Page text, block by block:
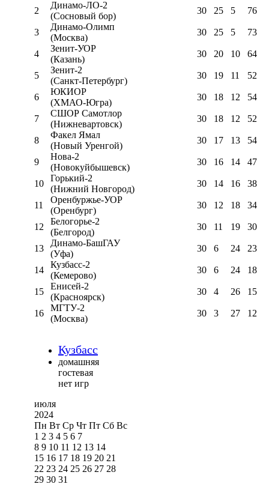
2
Динамо-ЛО-2
(Сосновый бор)
30 25 5 76
3
Динамо-Олимп
(Москва)
30 25 5 73
4
Зенит-УОР
(Казань)
30 20 10 64
5
Зенит-2
(Санкт-Петербург)
30 19 11 52
6
ЮКИОР
(ХМАО-Югра)
30 18 12 54
7
СШОР Самотлор
(Нижневартовск)
30 18 12 52
8
Факел Ямал
(Новый Уренгой)
30 17 13 54
9
Нова-2
(Новокуйбышевск)
30 16 14 47
10
Горький-2
(Нижний Новгород)
30 14 16 38
11
Оренбуржье-УОР
(Оренбург)
30 12 18 34
12
Белогорье-2
(Белгород)
30 11 19 30
13
Динамо-БашГАУ
(Уфа)
30 6 24 23
14
Кузбасс-2
(Кемерово)
30 6 24 18
15
Енисей-2
(Красноярск)
30 4 26 15
16
МГТУ-2
(Москва)
30 3 27 12
Кузбасс
домашняя
гостевая
нет игр
июля
2024
Пн Вт Ср Чт Пт Сб Вс
1 2 3 4 5 6 7
8 9 10 11 12 13 14
15 16 17 18 19 20 21
22 23 24 25 26 27 28
29 30 31